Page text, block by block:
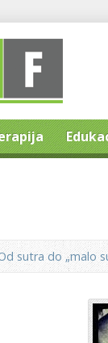
sutra do „malo